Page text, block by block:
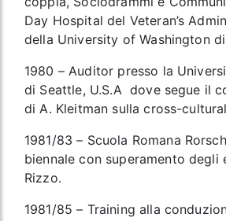
Day Hospital del Veteran’s
della University of Washington
1980 – Auditor presso la
di Seattle, U.S.A dove segue il
di A. Kleitman sulla cross-
1981/83 – Scuola Romana
biennale con superamento degli
Rizzo.
1981/85 – Training alla